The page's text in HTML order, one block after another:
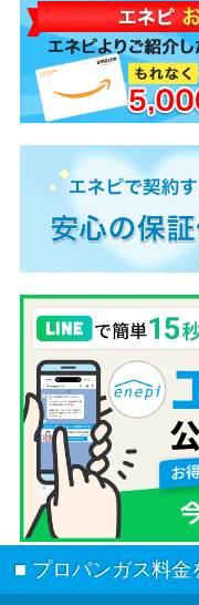
■ プロパンガス料金